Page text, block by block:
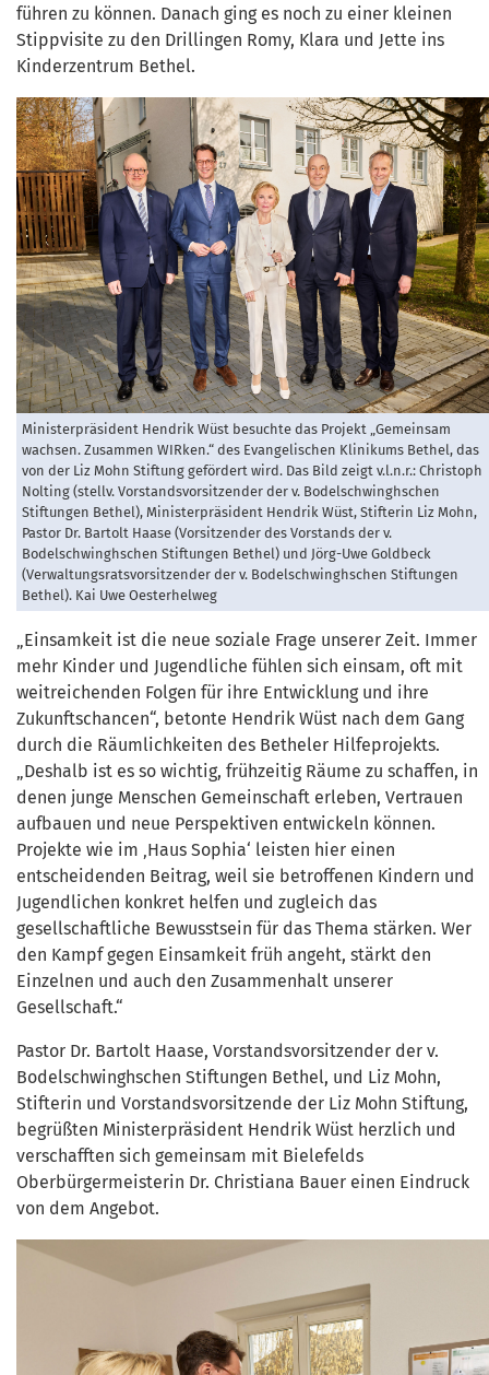
führen zu können. Danach ging es noch zu einer kleinen
Stippvisite zu den Drillingen Romy, Klara und Jette ins
Kinderzentrum Bethel.
Ministerpräsident Hendrik Wüst besuchte das Projekt „Gemeinsam
wachsen. Zusammen WIRken.“ des Evangelischen Klinikums Bethel, das
von der Liz Mohn Stiftung gefördert wird. Das Bild zeigt v.l.n.r.: Christoph
Nolting (stellv. Vorstandsvorsitzender der v. Bodelschwinghschen
Stiftungen Bethel), Ministerpräsident Hendrik Wüst, Stifterin Liz Mohn,
Pastor Dr. Bartolt Haase (Vorsitzender des Vorstands der v.
Bodelschwinghschen Stiftungen Bethel) und Jörg-Uwe Goldbeck
(Verwaltungsratsvorsitzender der v. Bodelschwinghschen Stiftungen
Bethel). Kai Uwe Oesterhelweg
„Einsamkeit ist die neue soziale Frage unserer Zeit. Immer
mehr Kinder und Jugendliche fühlen sich einsam, oft mit
weitreichenden Folgen für ihre Entwicklung und ihre
Zukunftschancen“, betonte Hendrik Wüst nach dem Gang
durch die Räumlichkeiten des Betheler Hilfeprojekts.
„Deshalb ist es so wichtig, frühzeitig Räume zu schaffen, in
denen junge Menschen Gemeinschaft erleben, Vertrauen
aufbauen und neue Perspektiven entwickeln können.
Projekte wie im ‚Haus Sophia‘ leisten hier einen
entscheidenden Beitrag, weil sie betroffenen Kindern und
Jugendlichen konkret helfen und zugleich das
gesellschaftliche Bewusstsein für das Thema stärken. Wer
den Kampf gegen Einsamkeit früh angeht, stärkt den
Einzelnen und auch den Zusammenhalt unserer
Gesellschaft.“
Pastor Dr. Bartolt Haase, Vorstandsvorsitzender der v.
Bodelschwinghschen Stiftungen Bethel, und Liz Mohn,
Stifterin und Vorstandsvorsitzende der Liz Mohn Stiftung,
begrüßten Ministerpräsident Hendrik Wüst herzlich und
verschafften sich gemeinsam mit Bielefelds
Oberbürgermeisterin Dr. Christiana Bauer einen Eindruck
von dem Angebot.